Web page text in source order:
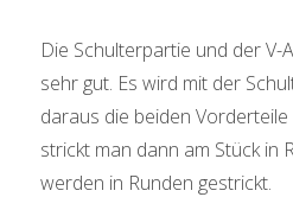
Die Schulterpartie und der V-
sehr gut. Es wird mit der
daraus die beiden
strickt man dann am Stück in
werden in Runden gestrickt.